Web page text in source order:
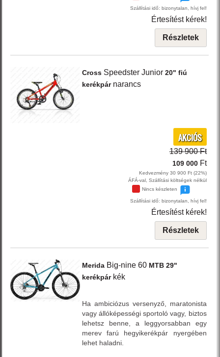
Szállítási idő: bizonytalan, hívj fel!
Értesítést kérek!
Részletek
Cross Speedster Junior 20" fiú
kerékpár narancs
AKCIÓS
139 900 Ft
109 000 Ft
Kedvezmény 30 900 Ft (22%)
ÁFÁ-val, Szállítási költségek nélkül
Nincs készleten
Szállítási idő: bizonytalan, hívj fel!
Értesítést kérek!
Részletek
Merida Big-nine 60 MTB 29"
kerékpár kék
Ha ambiciózus versenyző, maratonista
vagy állóképességi sportoló vagy, biztos
lehetsz benne, a leggyorsabban egy
merev farú hegyikerékpár nyergében
lehet haladni.